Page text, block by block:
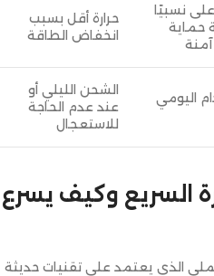
نسبيًا
حماية
حرارة أقل بسبب
انخفاض الطاقة
اليومي
الشحن الليلي أو
عند عدم الحاجة
للاستعجال
السريع وكيف يسرع
الذي يعتمد على تقنيات حديثة